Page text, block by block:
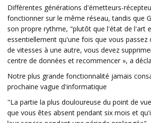
Différentes générations d'émetteurs-
fonctionner sur le même réseau, tandis que
son propre rythme, "plutôt que l'état de l'art
essentiellement qu'une fois que vous passez
de vitesses à une autre, vous devez
centre de données et recommencer », a
Notre plus grande fonctionnalité jamais
prochaine vague d'informatique
"La partie la plus douloureuse du point de
que vous êtes absent pendant six mois et